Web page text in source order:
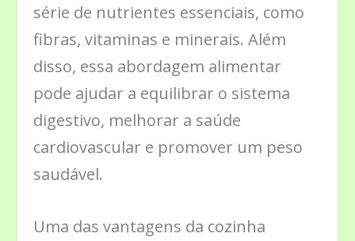
série de nutrientes essenciais, como
fibras, vitaminas e minerais. Além
disso, essa abordagem alimentar
pode ajudar a equilibrar o sistema
digestivo, melhorar a saúde
cardiovascular e promover um peso
saudável.
Uma das vantagens da cozinha